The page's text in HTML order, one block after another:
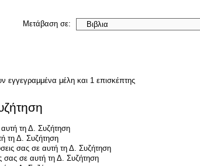
Μετάβαση σε:
μέλη και 1 επισκέπτης
τη Δ. Συζήτηση
τη Δ. Συζήτηση
σας σε αυτή τη Δ. Συζήτηση
σας σε αυτή τη Δ. Συζήτηση